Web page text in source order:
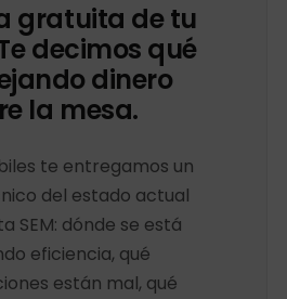
gratuita de tu
decimos qué
dinero
la mesa.
te entregamos un
del estado actual
SEM: dónde se está
eficiencia, qué
están mal, qué